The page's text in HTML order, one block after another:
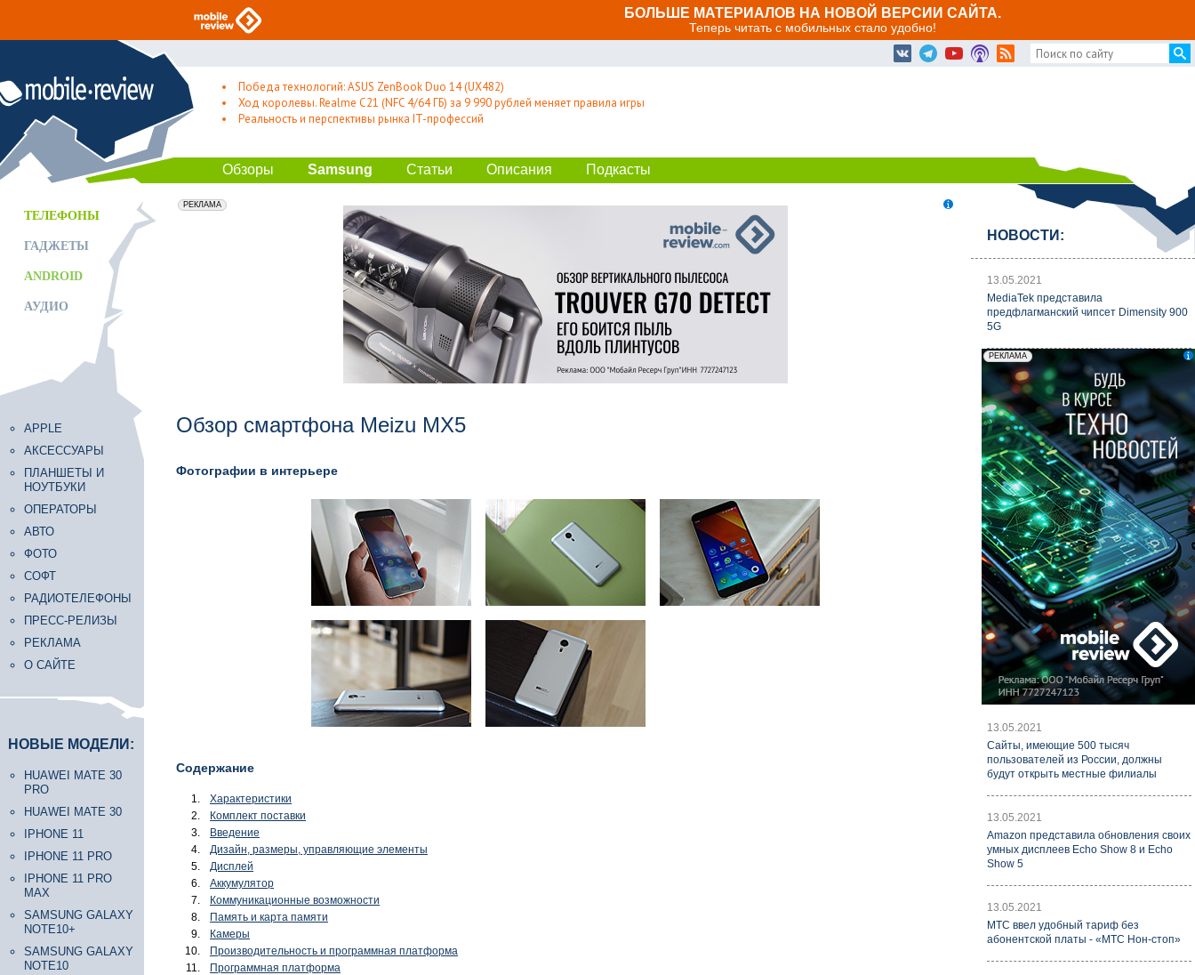
БОЛЬШЕ МАТЕРИАЛОВ НА НОВОЙ ВЕРСИИ САЙТА.
Теперь читать с мобильных стало удобно!
Победа технологий: ASUS ZenBook Duo 14 (UX482)
Ход королевы. Realme C21 (NFC 4/64 ГБ) за 9 990 рублей меняет правила игры
Реальность и перспективы рынка IT-профессий
Обзоры Samsung Статьи Описания Подкасты
ТЕЛЕФОНЫ
ГАДЖЕТЫ
ANDROID
АУДИО
APPLE
АКСЕССУАРЫ
ПЛАНШЕТЫ И
НОУТБУКИ
ОПЕРАТОРЫ
АВТО
ФОТО
СОФТ
РАДИОТЕЛЕФОНЫ
ПРЕСС-РЕЛИЗЫ
РЕКЛАМА
О САЙТЕ
НОВЫЕ МОДЕЛИ:
HUAWEI MATE 30
PRO
HUAWEI MATE 30
IPHONE 11
IPHONE 11 PRO
IPHONE 11 PRO
MAX
SAMSUNG GALAXY
NOTE10+
SAMSUNG GALAXY
NOTE10
erid: 2VfnxxmNzs5
РЕКЛАМА
Обзор смартфона Meizu MX5
Фотографии в интерьере
Содержание
Характеристики
Комплект поставки
Введение
Дизайн, размеры, управляющие элементы
Дисплей
Аккумулятор
Коммуникационные возможности
Память и карта памяти
Камеры
Производительность и программная платформа
Программная платформа
НОВОСТИ:
13.05.2021
MediaTek представила
предфлагманский чипсет Dimensity 900
5G
13.05.2021
Cайты, имеющие 500 тысяч
пользователей из России, должны
будут открыть местные филиалы
13.05.2021
Amazon представила обновления своих
умных дисплеев Echo Show 8 и Echo
Show 5
13.05.2021
МТС ввел удобный тариф без
абонентской платы - «МТС Нон-стоп»